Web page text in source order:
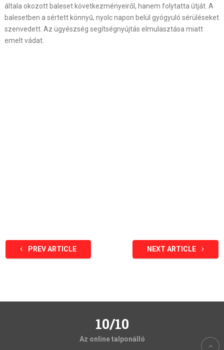
általa okozott baleset következményeiről, hanem folytatta útját. A
balesetben a sértett könnyű, nyolc napon belül gyógyuló sérüléseket
szenvedett. Az ügyészség segítségnyújtás elmulasztása miatt
emelt vádat.
PREV ARTICLE NEXT ARTICLE
10/10
Az online talponálló